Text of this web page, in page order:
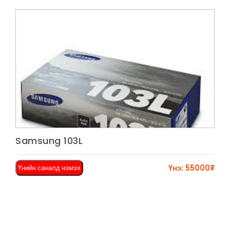
Samsung 103L
Үнийн саналд нэмэх Үнэ: 55000₮